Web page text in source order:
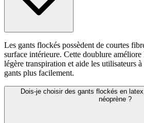
Les gants flockés possèdent de courtes
surface intérieure. Cette doublure
légère transpiration et aide les utilisateurs
gants plus facilement.
Dois-je choisir des gants flockés en
néoprène ?